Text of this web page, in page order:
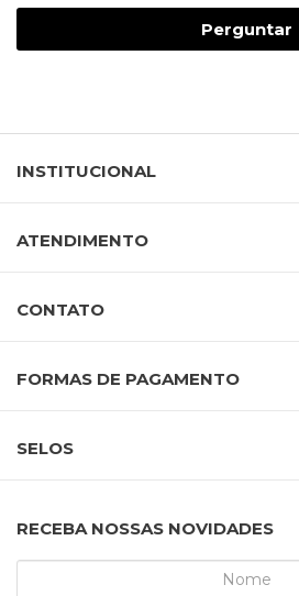
Perguntar
INSTITUCIONAL
ATENDIMENTO
CONTATO
FORMAS DE PAGAMENTO
SELOS
RECEBA NOSSAS NOVIDADES